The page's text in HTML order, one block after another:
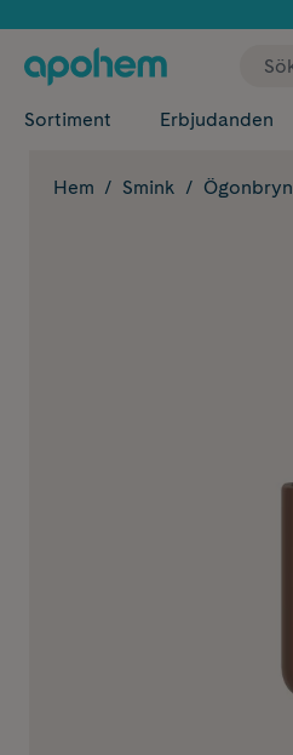
Sortiment Erbjudanden
Hem Smink Ögonbryn